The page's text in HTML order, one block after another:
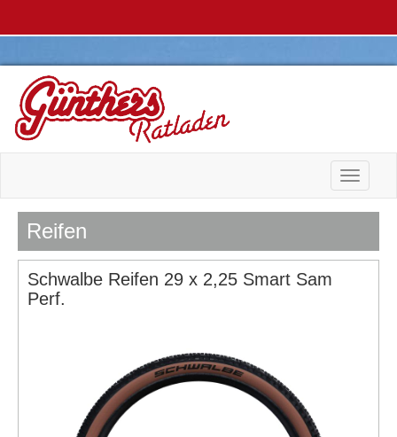
Toggle
Reifen
Schwalbe Reifen 29 x 2,25 Smart Sam
Perf.